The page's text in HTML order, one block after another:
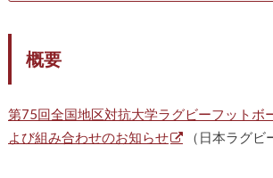
概要
第75回全国地区対抗大学ラグビーフットボ
よび組み合わせのお知らせ
（日本ラグビ